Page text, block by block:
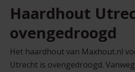
Haardhout
ovengedroogd
Het haardhout van Maxhout.nl
Utrecht is ovengedroogd.